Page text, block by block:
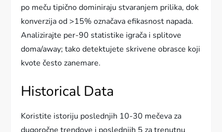
po meču tipično dominiraju stvaranjem prilika, dok
konverzija od >15% označava efikasnost napada.
Analizirajte per-90 statistike igrača i splitove
doma/away; tako detektujete skrivene obrasce koji
kvote često zanemare.
Historical Data
Koristite istoriju poslednjih 10-30 mečeva za